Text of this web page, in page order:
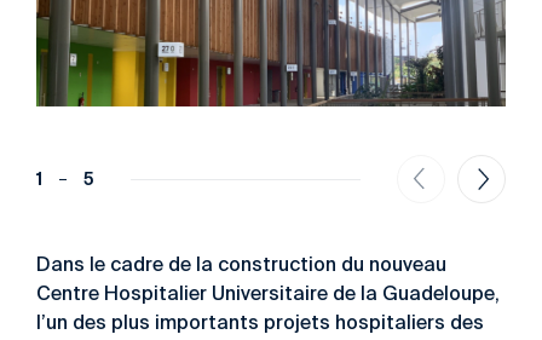
1 5
Dans le cadre de la construction du nouveau
Centre Hospitalier Universitaire de la Guadeloupe,
l’un des plus importants projets hospitaliers des